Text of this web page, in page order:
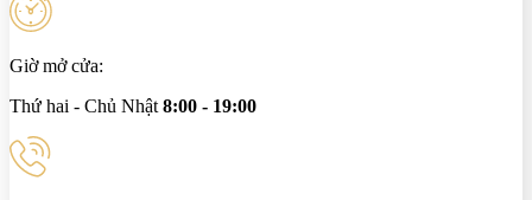
Giờ mở cửa:
Thứ hai - Chủ Nhật 8:00 - 19:00